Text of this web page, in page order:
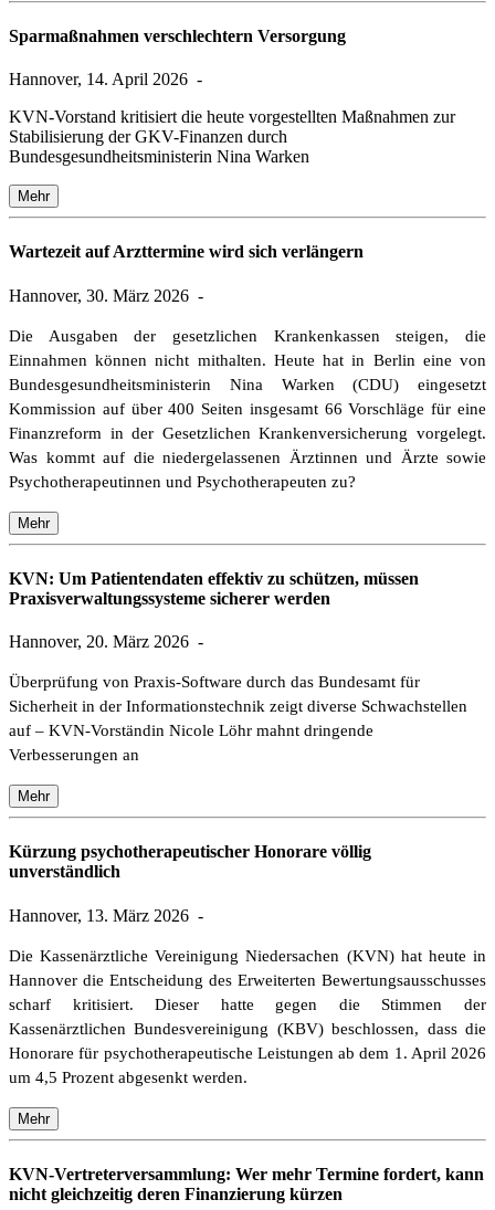
Sparmaßnahmen verschlechtern Versorgung
Hannover, 14. April 2026 -
KVN-Vorstand kritisiert die heute vorgestellten Maßnahmen zur
Stabilisierung der GKV-Finanzen durch
Bundesgesundheitsministerin Nina Warken
Mehr
Wartezeit auf Arzttermine wird sich verlängern
Hannover, 30. März 2026 -
Die Ausgaben der gesetzlichen Krankenkassen steigen, die
Einnahmen können nicht mithalten. Heute hat in Berlin eine von
Bundesgesundheitsministerin Nina Warken (CDU) eingesetzt
Kommission auf über 400 Seiten insgesamt 66 Vorschläge für eine
Finanzreform in der Gesetzlichen Krankenversicherung vorgelegt.
Was kommt auf die niedergelassenen Ärztinnen und Ärzte sowie
Psychotherapeutinnen und Psychotherapeuten zu?
Mehr
KVN: Um Patientendaten effektiv zu schützen, müssen
Praxisverwaltungssysteme sicherer werden
Hannover, 20. März 2026 -
Überprüfung von Praxis-Software durch das Bundesamt für
Sicherheit in der Informationstechnik zeigt diverse Schwachstellen
auf – KVN-Vorständin Nicole Löhr mahnt dringende
Verbesserungen an
Mehr
Kürzung psychotherapeutischer Honorare völlig
unverständlich
Hannover, 13. März 2026 -
Die Kassenärztliche Vereinigung Niedersachen (KVN) hat heute in
Hannover die Entscheidung des Erweiterten Bewertungsausschusses
scharf kritisiert. Dieser hatte gegen die Stimmen der
Kassenärztlichen Bundesvereinigung (KBV) beschlossen, dass die
Honorare für psychotherapeutische Leistungen ab dem 1. April 2026
um 4,5 Prozent abgesenkt werden.
Mehr
KVN-Vertreterversammlung: Wer mehr Termine fordert, kann
nicht gleichzeitig deren Finanzierung kürzen